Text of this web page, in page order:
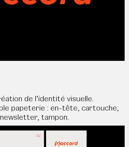
de l’identité visuelle.
papeterie : en-tête, cartouche,
tampon.